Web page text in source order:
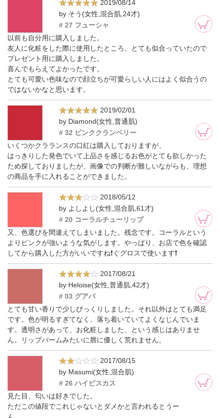
2019/08/14
by そう(女性,混合肌,24才)
# 27 フューシャ
以前も自分用に購入しました。
友人に化粧をした際に使用したところ、とても似合っていたので
プレゼント用に購入しました。
喜んでもらえてよかったです。
とても可愛い色味なので顔立ちが可愛らしい人にはよく似合うの
ではないかなと思います。
2019/02/01
by Diamond(女性,普通肌)
# 32 ピンククランベリー
いくつかクラランスの口紅は購入しておりますが、
はっきりした発色でいて上品さを感じるお色がとても欲しかった
ため探しておりましたが、画像での判断が難しいながらも、理想
の商品を手に入れることができました。
2018/05/12
by よしよし(女性,混合肌,61才)
# 20 コーラルチューリップ
又、色選びを間違えてしまいました。残念です。コーラルという
よりピンクが強いような気がします。やっぱり、お店で色を確認
してから購入した方がいいですね❗ぐグロスで使います❗
2017/08/21
by Heloise(女性,普通肌,42才)
# 03 グアバ
とても甘い香りで少しびっくりしました。それ以外はとても満足
です。色が明るすぎてなく、落ち着いていてよくなじんでいま
す。透明さがあって、お化粧しました、という感じはありませ
ん。リップバームみたいに唇に優しく荒れません。
2017/08/15
by Masumi(女性,混合肌)
# 26 ハイビスカス
見た目、匂いは好きでした。
ただこの値段でこれじゃないとダメかと言われるとうー